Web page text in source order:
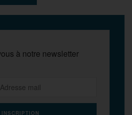
à notre newsletter